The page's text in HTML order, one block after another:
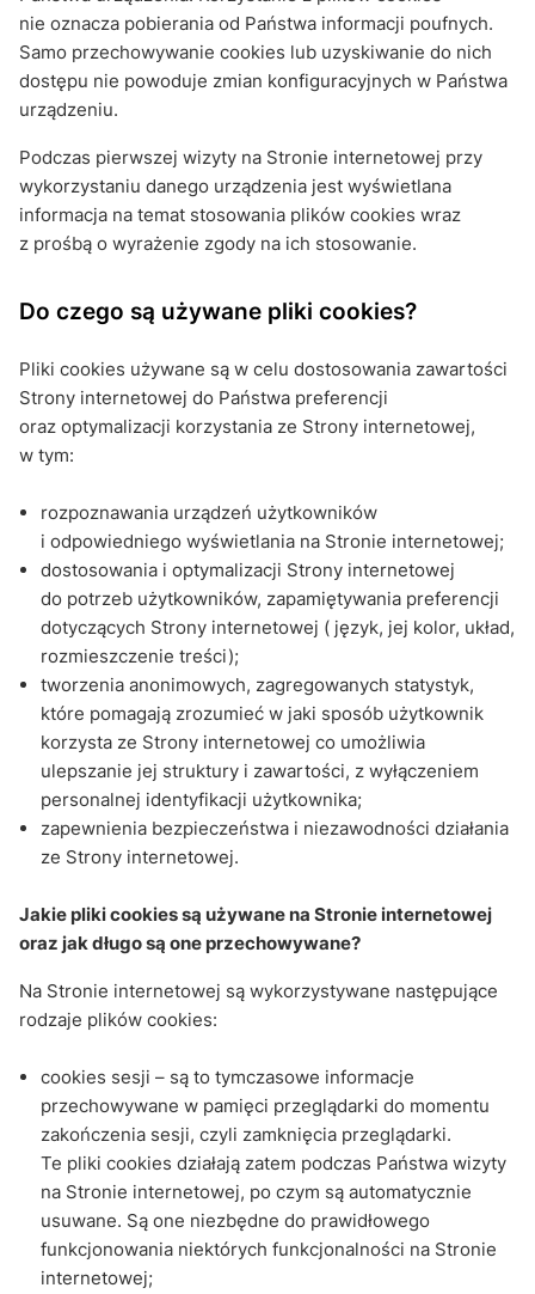
nie oznacza pobierania od Państwa informacji poufnych.
Samo przechowywanie cookies lub uzyskiwanie do nich
dostępu nie powoduje zmian konfiguracyjnych w Państwa
urządzeniu.
Podczas pierwszej wizyty na Stronie internetowej przy
wykorzystaniu danego urządzenia jest wyświetlana
informacja na temat stosowania plików cookies wraz
z prośbą o wyrażenie zgody na ich stosowanie.
Do czego są używane pliki cookies?
Pliki cookies używane są w celu dostosowania zawartości
Strony internetowej do Państwa preferencji
oraz optymalizacji korzystania ze Strony internetowej,
w tym:
rozpoznawania urządzeń użytkowników
i odpowiedniego wyświetlania na Stronie internetowej;
dostosowania i optymalizacji Strony internetowej
do potrzeb użytkowników, zapamiętywania preferencji
dotyczących Strony internetowej ( język, jej kolor, układ,
rozmieszczenie treści);
tworzenia anonimowych, zagregowanych statystyk,
które pomagają zrozumieć w jaki sposób użytkownik
korzysta ze Strony internetowej co umożliwia
ulepszanie jej struktury i zawartości, z wyłączeniem
personalnej identyfikacji użytkownika;
zapewnienia bezpieczeństwa i niezawodności działania
ze Strony internetowej.
Jakie pliki cookies są używane na Stronie internetowej
oraz jak długo są one przechowywane?
Na Stronie internetowej są wykorzystywane następujące
rodzaje plików cookies:
cookies sesji – są to tymczasowe informacje
przechowywane w pamięci przeglądarki do momentu
zakończenia sesji, czyli zamknięcia przeglądarki.
Te pliki cookies działają zatem podczas Państwa wizyty
na Stronie internetowej, po czym są automatycznie
usuwane. Są one niezbędne do prawidłowego
funkcjonowania niektórych funkcjonalności na Stronie
internetowej;